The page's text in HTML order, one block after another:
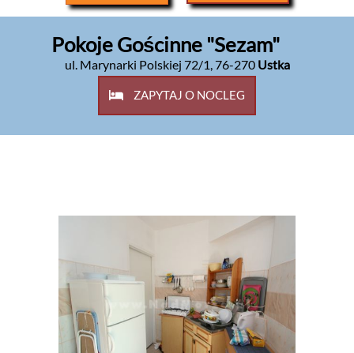
Pokoje Gościnne "Sezam"
ul. Marynarki Polskiej 72/1,76-270 Ustka
ZAPYTAJ O NOCLEG